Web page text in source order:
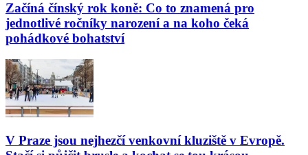
Začíná čínský rok koně: Co to znamená pro
jednotlivé ročníky narození a na koho čeká
pohádkové bohatství
V Praze jsou nejhezčí venkovní kluziště v Evropě.